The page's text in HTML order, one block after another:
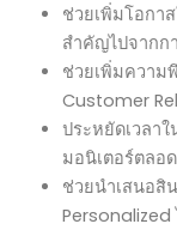
ช่วยเพิ่มโอกา
สำคัญไปจากก
ช่วยเพิ่มความ
Customer
ประหยัดเวลา
มอนิเตอร์ตลอ
ช่วยนำเสนอสิ
Personalized